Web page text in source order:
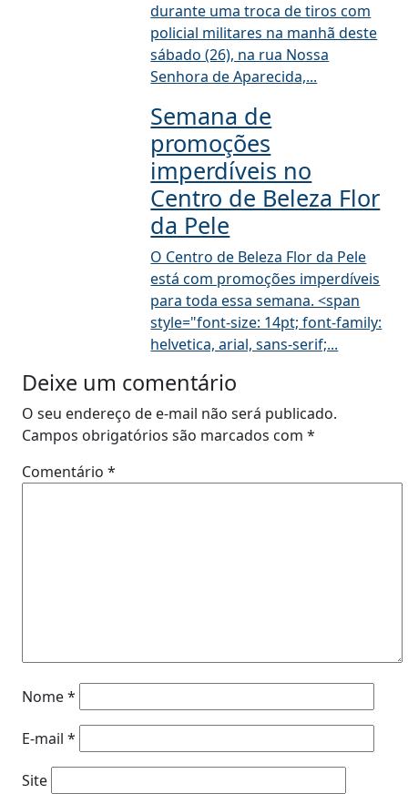
durante uma troca de tiros com
policial militares na manhã deste
sábado (26), na rua Nossa
Senhora de Aparecida,...
Semana de
promoções
imperdíveis no
Centro de Beleza Flor
da Pele
O Centro de Beleza Flor da Pele
está com promoções imperdíveis
para toda essa semana. <span
style="font-size: 14pt; font-family:
helvetica, arial, sans-serif;...
Deixe um comentário
O seu endereço de e-mail não será publicado.
Campos obrigatórios são marcados com *
Comentário *
Nome*
E-mail *
Site